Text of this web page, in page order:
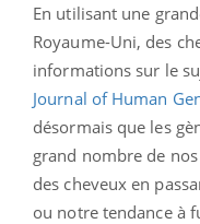
En utilisant une
Royaume-Uni, des
informations sur le
Journal of Human
désormais que les
grand nombre de
des cheveux en
ou notre tendance à